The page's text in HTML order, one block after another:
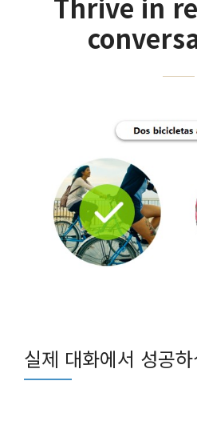
실제 대화에서 성공